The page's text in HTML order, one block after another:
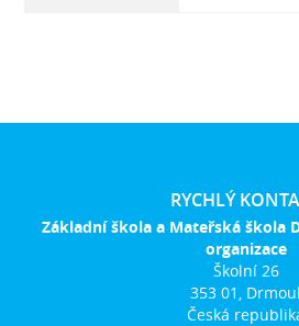
RYCHLÝ
Základní škola a Mateřská škola
organizace
Školní 26
353 01, Drmoul
Česká